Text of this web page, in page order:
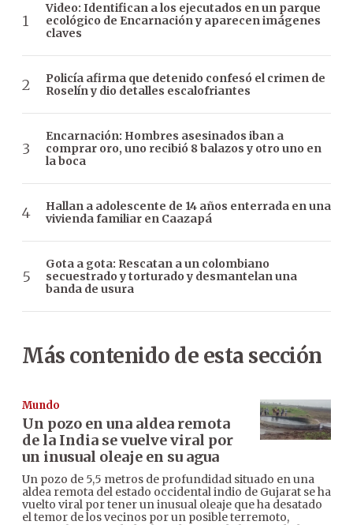
Video: Identifican a los ejecutados en un parque
ecológico de Encarnación y aparecen imágenes
claves
Policía afirma que detenido confesó el crimen de
Roselín y dio detalles escalofriantes
Encarnación: Hombres asesinados iban a
comprar oro, uno recibió 8 balazos y otro uno en
la boca
Hallan a adolescente de 14 años enterrada en una
vivienda familiar en Caazapá
Gota a gota: Rescatan a un colombiano
secuestrado y torturado y desmantelan una
banda de usura
Más contenido de esta sección
Mundo
Un pozo en una aldea remota
de la India se vuelve viral por
un inusual oleaje en su agua
Un pozo de 5,5 metros de profundidad situado en una
aldea remota del estado occidental indio de Gujarat se ha
vuelto viral por tener un inusual oleaje que ha desatado
el temor de los vecinos por un posible terremoto,